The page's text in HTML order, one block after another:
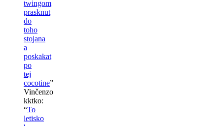
twingom
prasknut
do
toho
stojana
a
poskakat
po
tej
cocotine”
Vinčenzo
kktko:
“To
letisko